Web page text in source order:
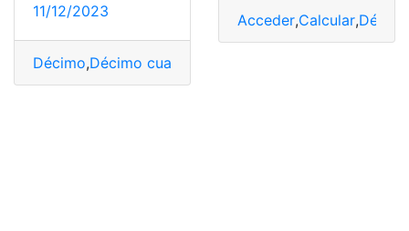
11/12/2023
Décimo,Décimo cuarto sueldo
Acceder,Calcular,